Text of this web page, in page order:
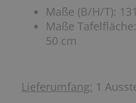
Maße (B/H/T):
Maße
50 cm
Lieferumfang: 1